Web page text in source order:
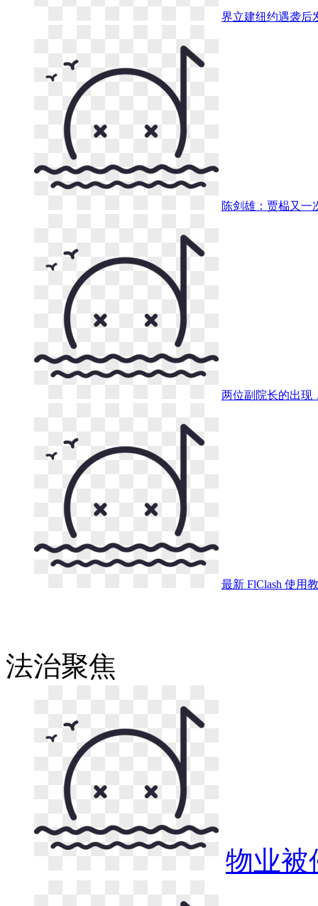
界立建纽约遇袭后
陈剑雄：贾榀又一
两位副院长的出现
最新 FlClash 使用
法治聚焦
物业被